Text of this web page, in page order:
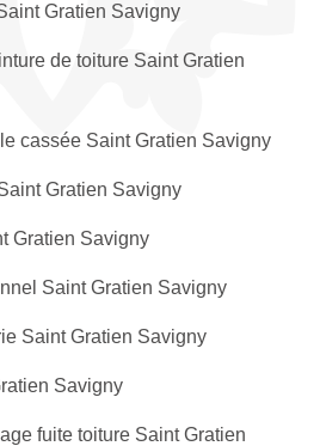
Gratien Savigny
de toiture Saint Gratien
cassée Saint Gratien Savigny
Gratien Savigny
Gratien Savigny
Saint Gratien Savigny
Saint Gratien Savigny
Savigny
fuite toiture Saint Gratien